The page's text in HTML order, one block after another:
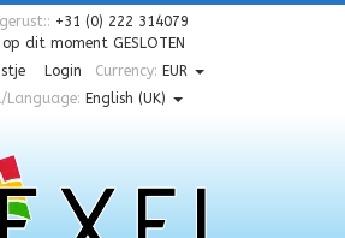
+31 (0) 222 314079
op dit moment GESLOTEN
Login Currency: EUR
Language: English (UK)